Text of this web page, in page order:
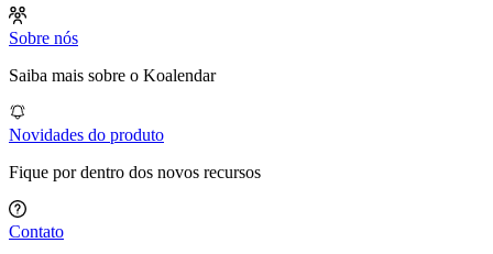
Sobre nós
Saiba mais sobre o Koalendar
Novidades do produto
Fique por dentro dos novos recursos
Contato